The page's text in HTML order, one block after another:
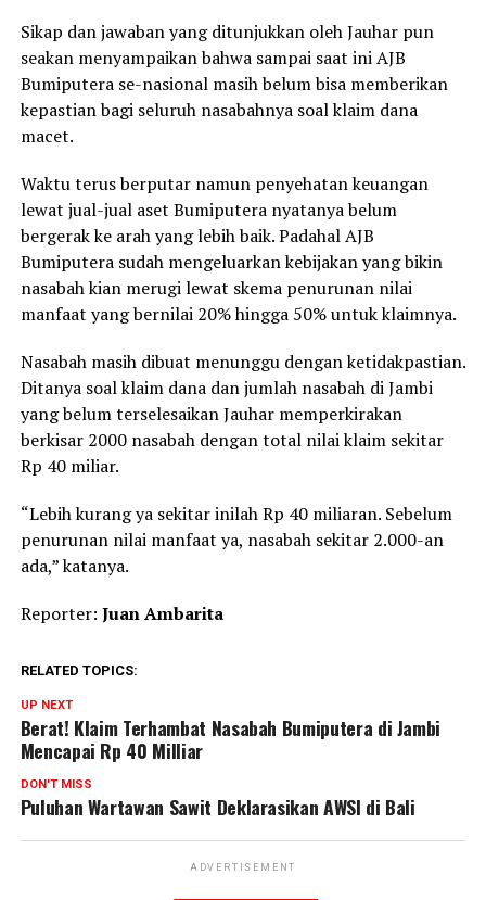
Sikap dan jawaban yang ditunjukkan oleh Jauhar pun
seakan menyampaikan bahwa sampai saat ini AJB
Bumiputera se-nasional masih belum bisa memberikan
kepastian bagi seluruh nasabahnya soal klaim dana
macet.
Waktu terus berputar namun penyehatan keuangan
lewat jual-jual aset Bumiputera nyatanya belum
bergerak ke arah yang lebih baik. Padahal AJB
Bumiputera sudah mengeluarkan kebijakan yang bikin
nasabah kian merugi lewat skema penurunan nilai
manfaat yang bernilai 20% hingga 50% untuk klaimnya.
Nasabah masih dibuat menunggu dengan ketidakpastian.
Ditanya soal klaim dana dan jumlah nasabah di Jambi
yang belum terselesaikan Jauhar memperkirakan
berkisar 2000 nasabah dengan total nilai klaim sekitar
Rp 40 miliar.
“Lebih kurang ya sekitar inilah Rp 40 miliaran. Sebelum
penurunan nilai manfaat ya, nasabah sekitar 2.000-an
ada,” katanya.
Reporter: Juan Ambarita
RELATED TOPICS:
UP NEXT
Berat! Klaim Terhambat Nasabah Bumiputera di Jambi
Mencapai Rp 40 Milliar
DON'T MISS
Puluhan Wartawan Sawit Deklarasikan AWSI di Bali
ADVERTISEMENT